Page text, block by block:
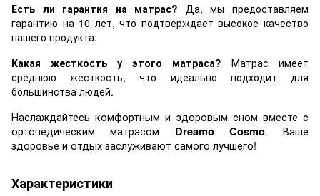
Есть ли гарантия на матрас? Да, мы предоставляем
гарантию на 10 лет, что подтверждает высокое качество
нашего продукта.
Какая жесткость у этого матраса? Матрас имеет
среднюю жесткость, что идеально подходит для
большинства людей.
Наслаждайтесь комфортным и здоровым сном вместе с
ортопедическим матрасом Dreamo Cosmo. Ваше
здоровье и отдых заслуживают самого лучшего!
Характеристики